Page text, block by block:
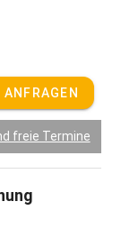
freie Termine